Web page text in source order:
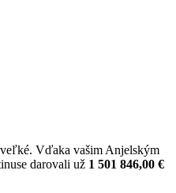
Vďaka vašim Anjelským
darovali už 1 501 846,00 €